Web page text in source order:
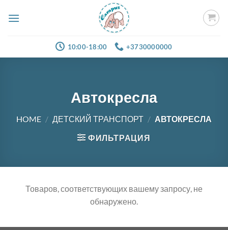
10:00-18:00 +3730000000
Автокресла
HOME / ДЕТСКИЙ ТРАНСПОРТ / АВТОКРЕСЛА
ФИЛЬТРАЦИЯ
Товаров, соответствующих вашему запросу, не
обнаружено.